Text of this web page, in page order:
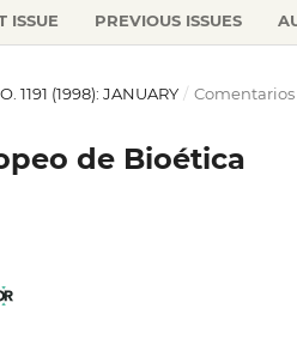
ISSUE PREVIOUS ISSUES
1191 (1998): JANUARY / Comentarios
de Bioética